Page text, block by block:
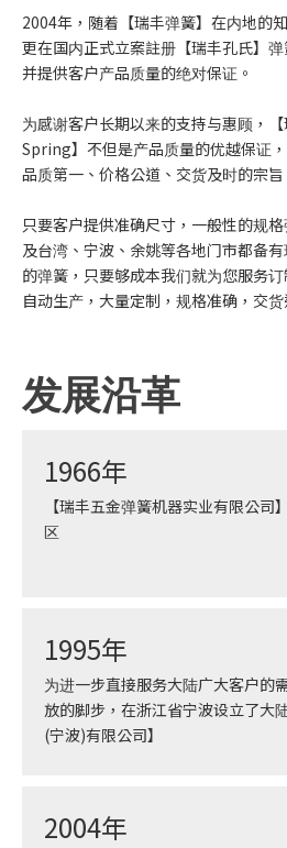
2004年，随着【瑞丰弹簧】在内地的
更在国内正式立案註册【瑞丰孔氏】
并提供客户产品质量的绝对保证。
为感谢客户长期以来的支持与惠顾，
Spring】不但是产品质量的优越保证
品质第一、价格公道、交货及时的宗
只要客户提供准确尺寸，一般性的规
及台湾、宁波、余姚等各地门市都备
的弹簧，只要够成本我们就为您服务
自动生产，大量定制，规格准确，交货
发展沿革
1966年
【瑞丰五金弹簧机器实业有限公司
区
1995年
为进一步直接服务大陆广大客户的
放的脚步，在浙江省宁波设立了大
(宁波)有限公司】
2004年